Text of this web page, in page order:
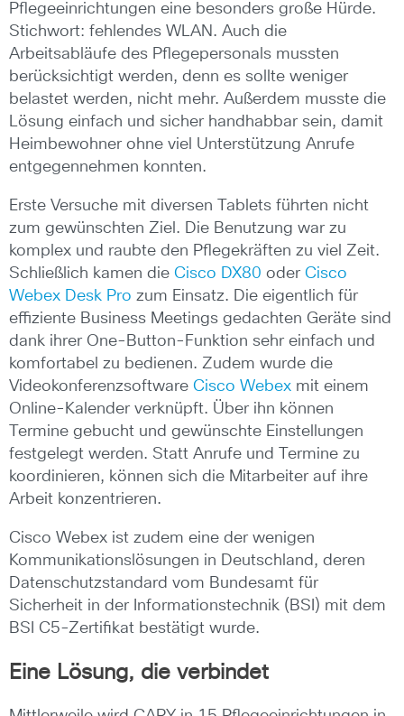
Pflegeeinrichtungen eine besonders große Hürde.
Stichwort: fehlendes WLAN. Auch die
Arbeitsabläufe des Pflegepersonals mussten
berücksichtigt werden, denn es sollte weniger
belastet werden, nicht mehr. Außerdem musste die
Lösung einfach und sicher handhabbar sein, damit
Heimbewohner ohne viel Unterstützung Anrufe
entgegennehmen konnten.
Erste Versuche mit diversen Tablets führten nicht
zum gewünschten Ziel. Die Benutzung war zu
komplex und raubte den Pflegekräften zu viel Zeit.
Schließlich kamen die Cisco DX80 oder Cisco
Webex Desk Pro zum Einsatz. Die eigentlich für
effiziente Business Meetings gedachten Geräte sind
dank ihrer One-Button-Funktion sehr einfach und
komfortabel zu bedienen. Zudem wurde die
Videokonferenzsoftware Cisco Webex mit einem
Online-Kalender verknüpft. Über ihn können
Termine gebucht und gewünschte Einstellungen
festgelegt werden. Statt Anrufe und Termine zu
koordinieren, können sich die Mitarbeiter auf ihre
Arbeit konzentrieren.
Cisco Webex ist zudem eine der wenigen
Kommunikationslösungen in Deutschland, deren
Datenschutzstandard vom Bundesamt für
Sicherheit in der Informationstechnik (BSI) mit dem
BSI C5-Zertifikat bestätigt wurde.
Eine Lösung, die verbindet